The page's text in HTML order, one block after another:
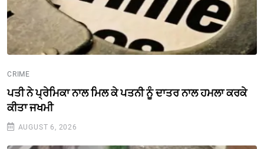
CRIME
ਪਤੀ ਨੇ ਪ੍ਰੇਮਿਕਾ ਨਾਲ ਮਿਲ ਕੇ ਪਤਨੀ ਨੂੰ ਦਾਤਰ ਨਾਲ ਹਮਲਾ ਕਰਕੇ
ਕੀਤਾ ਜਖਮੀ
AUGUST 6, 2026